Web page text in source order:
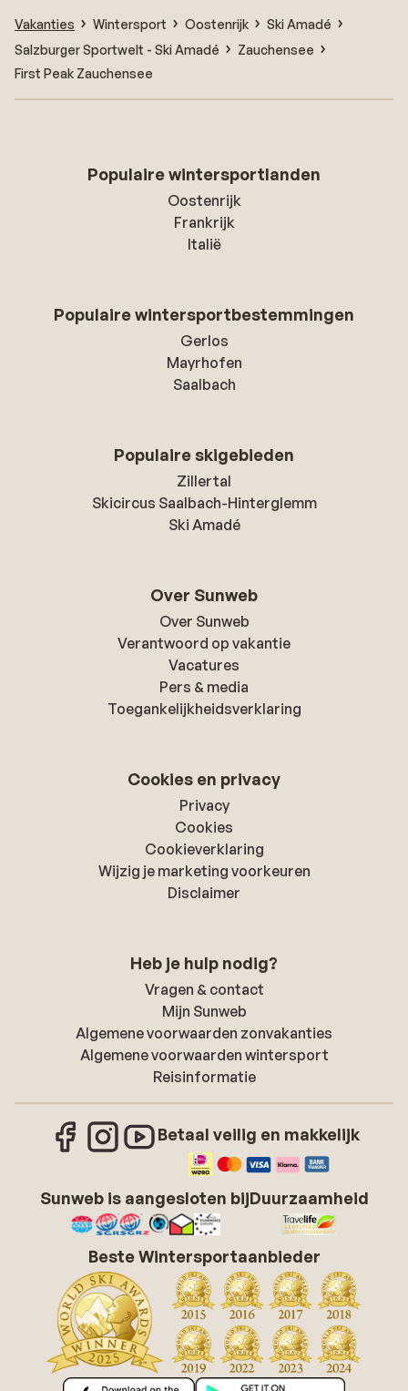
Vakanties Wintersport Oostenrijk
Ski Amadé
Salzburger Sportwelt - Ski Amadé
Zauchensee
First Peak Zauchensee
Populaire wintersportlanden
Oostenrijk
Frankrijk
Italië
Populaire wintersportbestemmingen
Gerlos
Mayrhofen
Saalbach
Populaire skigebieden
Zillertal
Skicircus Saalbach-Hinterglemm
Ski Amadé
Over Sunweb
Over Sunweb
Verantwoord op vakantie
Vacatures
Pers & media
Toegankelijkheidsverklaring
Cookies en privacy
Privacy
Cookies
Cookieverklaring
Wijzig je marketing voorkeuren
Disclaimer
Heb je hulp nodig?
Vragen & contact
Mijn Sunweb
Algemene voorwaarden zonvakanties
Algemene voorwaarden wintersport
Reisinformatie
Betaal veilig en makkelijk
Sunweb is aangesloten bijDuurzaamheid
Beste Wintersportaanbieder